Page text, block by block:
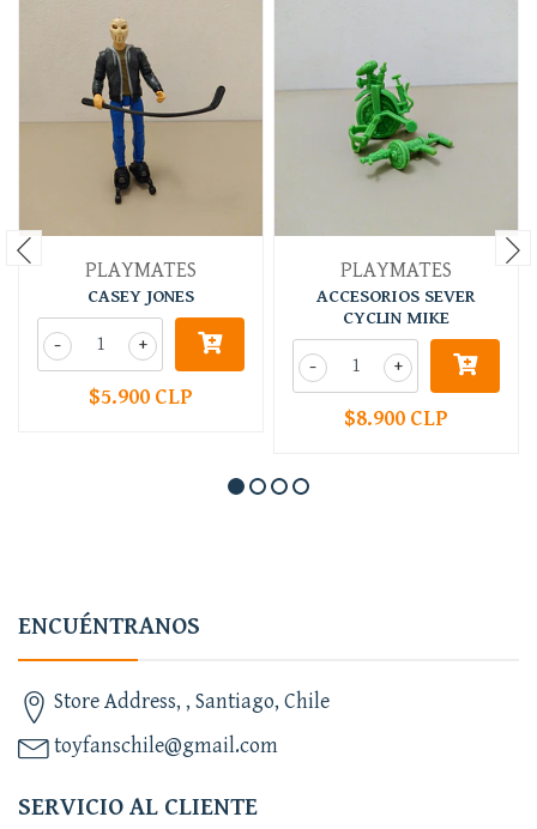
PLAYMATES
CASEY JONES
+
-
$5.900 CLP
PLAYMATES
ACCESORIOS SEVER
CYCLIN MIKE
+
-
$8.900 CLP
ENCUÉNTRANOS
Store Address, , Santiago, Chile
toyfanschile@gmail.com
SERVICIO AL CLIENTE